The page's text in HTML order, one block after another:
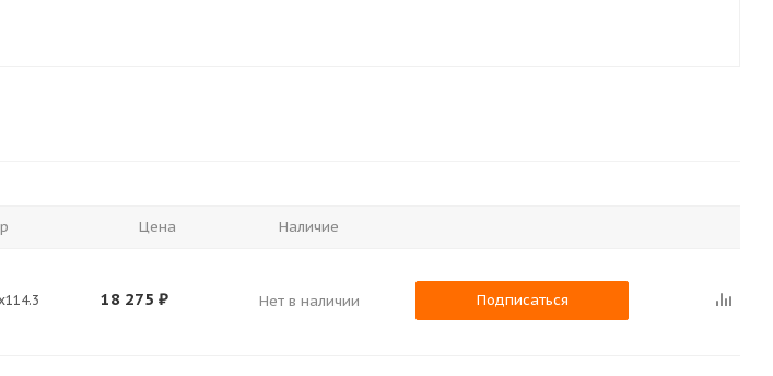
Цена Наличие
18 275 ₽ Нет в наличии Подписаться